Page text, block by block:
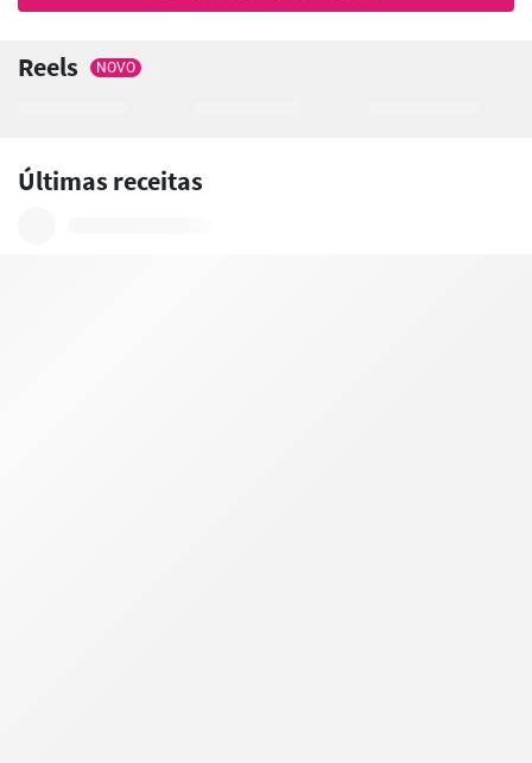
Reels NOVO
Últimas receitas